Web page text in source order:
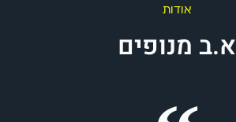
אודות
א.ב מנופים